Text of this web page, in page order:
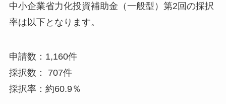
中小企業省力化投資補助金（一般型）第2回の採択
率は以下となります。
申請数：1,160件
採択数： 707件
採択率：約60.9％